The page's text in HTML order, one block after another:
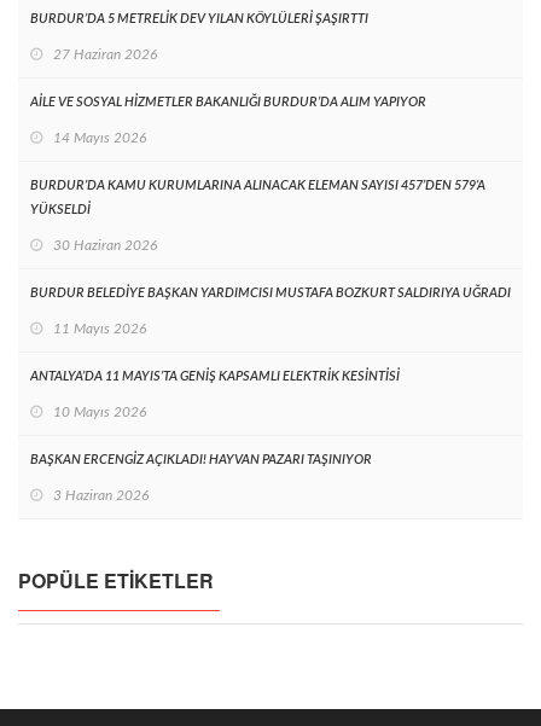
BURDUR’DA 5 METRELİK DEV YILAN KÖYLÜLERİ ŞAŞIRTTI
27 Haziran 2026
AİLE VE SOSYAL HİZMETLER BAKANLIĞI BURDUR’DA ALIM YAPIYOR
14 Mayıs 2026
BURDUR’DA KAMU KURUMLARINA ALINACAK ELEMAN SAYISI 457’DEN 579’A
YÜKSELDİ
30 Haziran 2026
BURDUR BELEDİYE BAŞKAN YARDIMCISI MUSTAFA BOZKURT SALDIRIYA UĞRADI
11 Mayıs 2026
ANTALYA’DA 11 MAYIS’TA GENİŞ KAPSAMLI ELEKTRİK KESİNTİSİ
10 Mayıs 2026
BAŞKAN ERCENGİZ AÇIKLADI! HAYVAN PAZARI TAŞINIYOR
3 Haziran 2026
POPÜLE ETIKETLER